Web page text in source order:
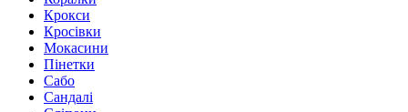
Крокси
Кросівки
Мокасини
Пінетки
Сабо
Сандалі